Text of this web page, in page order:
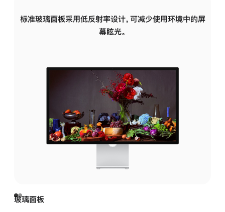
标准玻璃面板采用低反射率设计，可减少使用环境中的屏
幕眩光。
玻璃面板